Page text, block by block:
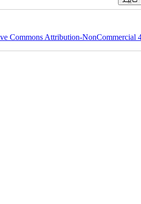
Commons Attribution-NonCommercial